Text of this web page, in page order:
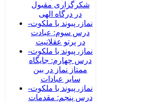
شکرگزاری مقبول
در درگاه الهی
نماز، پیوند با ملکوت-
درس سوم: عبادت
در پرتو عقلانیت
نماز، پیوند با ملکوت-
درس چهارم: جایگاه
ممتاز نماز در بین
سایر عبادات
نماز، پیوند با ملکوت-
درس پنجم: مقدمات